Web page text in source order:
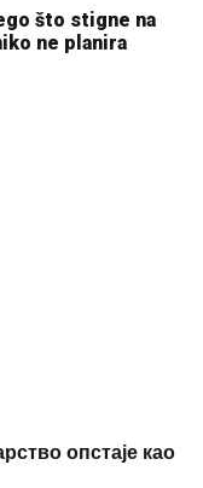
što stigne na
ne planira
опстаје као